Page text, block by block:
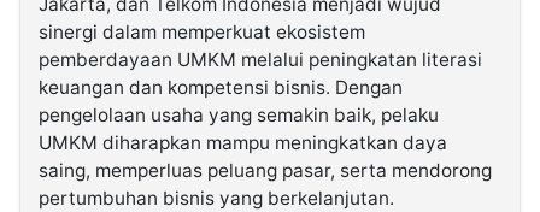
sinergi dalam memperkuat ekosistem
pemberdayaan UMKM melalui peningkatan literasi
keuangan dan kompetensi bisnis. Dengan
pengelolaan usaha yang semakin baik, pelaku
UMKM diharapkan mampu meningkatkan daya
saing, memperluas peluang pasar, serta mendorong
pertumbuhan bisnis yang berkelanjutan.